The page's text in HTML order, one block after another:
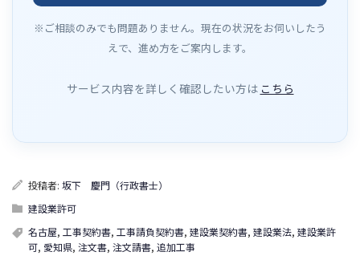
※ご相談のみでも問題ありません。現在の状況をお伺いしたう
えで、進め方をご案内します。
サービス内容を詳しく確認したい方は こちら
投稿者: 坂下 慶門（行政書士）
建設業許可
名古屋, 工事契約書, 工事請負契約書, 建設業契約書, 建設業法, 建設業許
可, 愛知県, 注文書, 注文請書, 追加工事